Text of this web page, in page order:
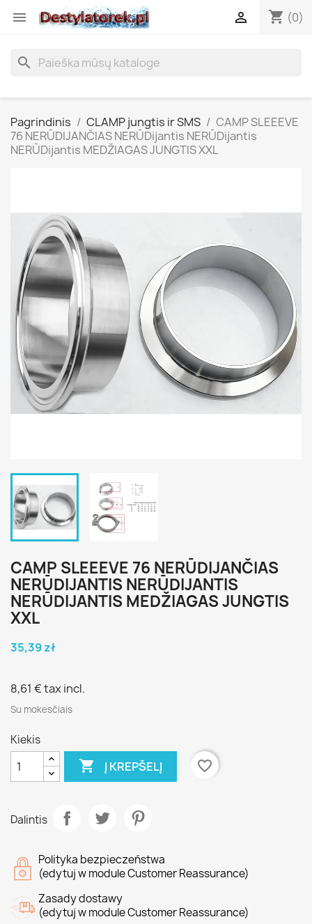
 shopping_cart (0)

search
Pagrindinis CLAMP jungtis ir SMS
CAMP SLEEEVE
76 NERŪDIJANČIAS NERŪDijantis NERŪDijantis
NERŪDijantis MEDŽIAGAS JUNGTIS XXL
CAMP SLEEEVE 76 NERŪDIJANČIAS
NERŪDIJANTIS NERŪDIJANTIS
NERŪDIJANTIS MEDŽIAGAS JUNGTIS
XXL
35,39 zł
8,61 €tax incl.
Su mokesčiais
Kiekis
 Į KREPŠELĮ favorite_border
Dalintis
Polityka bezpieczeństwa
(edytuj w module Customer Reassurance)
Zasady dostawy
(edytuj w module Customer Reassurance)